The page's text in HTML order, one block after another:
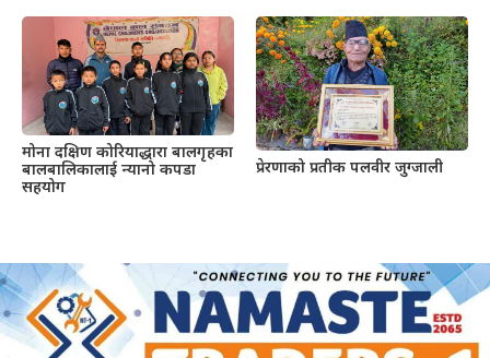
मोना दक्षिण कोरियाद्धारा बालगृहका
बालबालिकालाई न्यानो कपडा
सहयोग
प्रेरणाको प्रतीक पलवीर जुग्जाली